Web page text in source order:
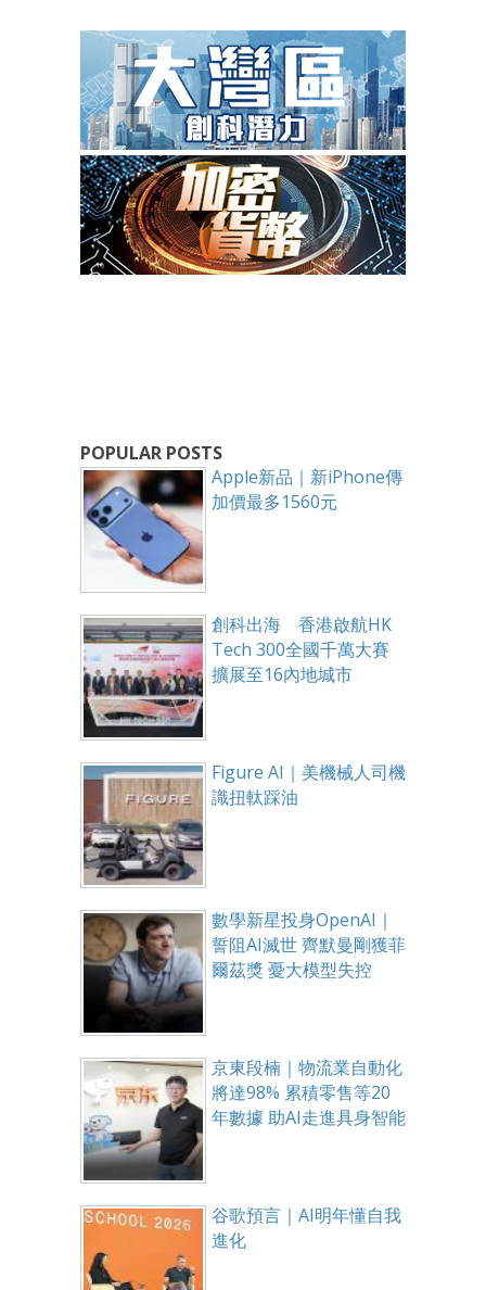
POPULAR POSTS
Apple新品｜新iPhone傳
加價最多1560元
創科出海 香港啟航HK
Tech 300全國千萬大賽
擴展至16內地城市
Figure AI｜美機械人司機
識扭軚踩油
數學新星投身OpenAI｜
誓阻AI滅世 齊默曼剛獲菲
爾茲獎 憂大模型失控
京東段楠｜物流業自動化
將達98% 累積零售等20
年數據 助AI走進具身智能
谷歌預言｜AI明年懂自我
進化